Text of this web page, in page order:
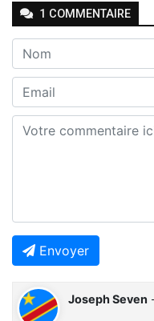
1 COMMENTAIRE
Envoyer
Joseph Seven